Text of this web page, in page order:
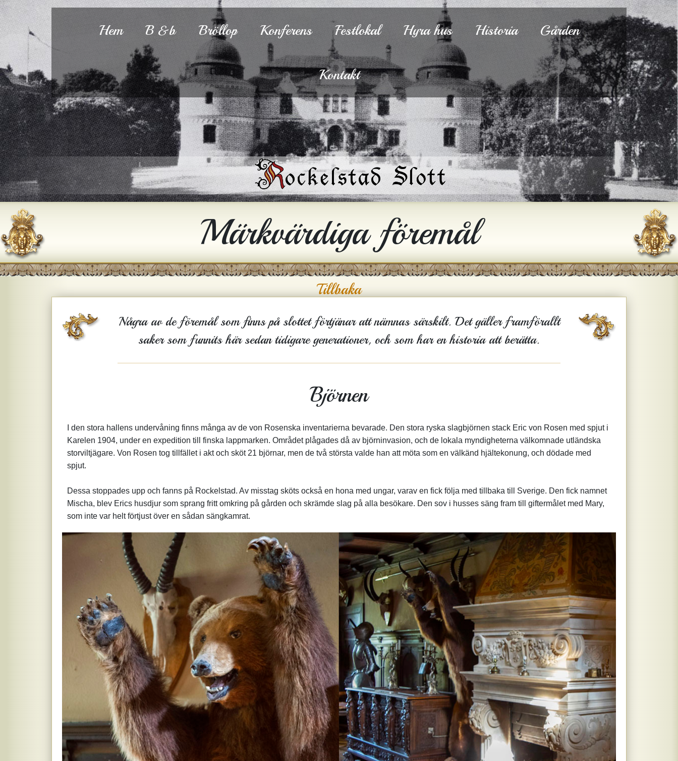
Hem B &b Bröllop Konferens Festlokal Hyra hus Historia Gården
Kontakt
Märkvärdiga föremål
Tillbaka
Några av de föremål som finns på slottet förtjänar att nämnas särskilt. Det gäller framförallt
saker som funnits här sedan tidigare generationer, och som har en historia att berätta.
Björnen
I den stora hallens undervåning finns många av de von Rosenska inventarierna bevarade. Den stora ryska slagbjörnen stack Eric von Rosen med spjut i
Karelen 1904, under en expedition till finska lappmarken. Området plågades då av björninvasion, och de lokala myndigheterna välkomnade utländska
storviltjägare. Von Rosen tog tillfället i akt och sköt 21 björnar, men de två största valde han att möta som en välkänd hjältekonung, och dödade med
spjut.
Dessa stoppades upp och fanns på Rockelstad. Av misstag sköts också en hona med ungar, varav en fick följa med tillbaka till Sverige. Den fick namnet
Mischa, blev Erics husdjur som sprang fritt omkring på gården och skrämde slag på alla besökare. Den sov i husses säng fram till giftermålet med Mary,
som inte var helt förtjust över en sådan sängkamrat.